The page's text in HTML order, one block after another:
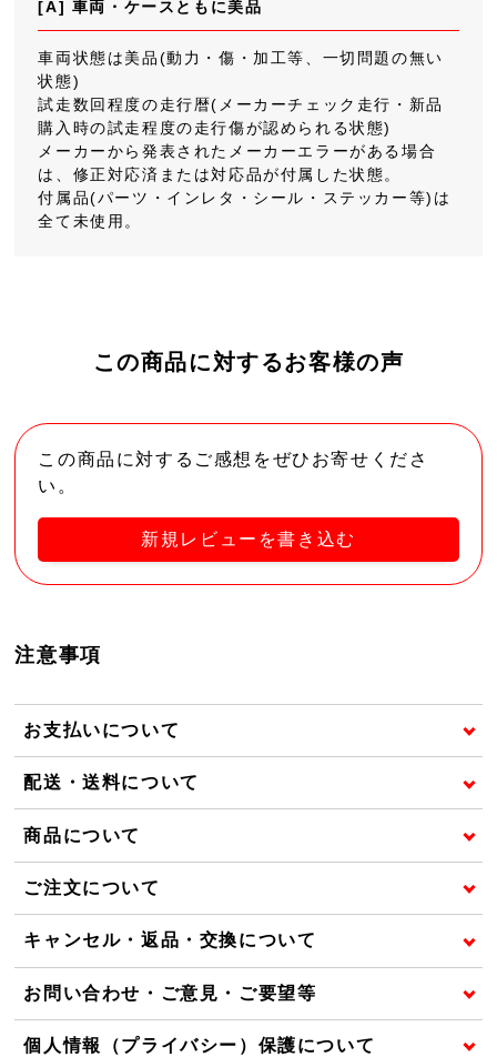
[A] 車両・ケースともに美品
車両状態は美品(動力・傷・加工等、一切問題の無い
状態)
試走数回程度の走行暦(メーカーチェック走行・新品
購入時の試走程度の走行傷が認められる状態)
メーカーから発表されたメーカーエラーがある場合
は、修正対応済または対応品が付属した状態。
付属品(パーツ・インレタ・シール・ステッカー等)は
全て未使用。
この商品に対するお客様の声
この商品に対するご感想をぜひお寄せくださ
い。
新規レビューを書き込む
注意事項
お支払いについて
配送・送料について
商品について
ご注文について
キャンセル・返品・交換について
お問い合わせ・ご意見・ご要望等
個人情報（プライバシー）保護について